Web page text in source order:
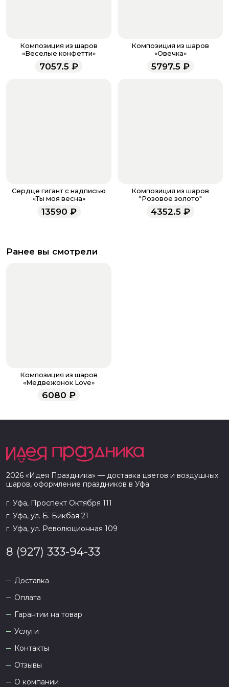
звоните по номеру телефона
напишите WhatsApp
+7 937 333-66-53. Наши
менеджеры работают ежедневно с 9.00 до 23.00 и
всегда рады проконсультировать вас.
Композиция из шаров
«Веселые конфетти»
7057.5 ₽
Композиция из шаров
«Овечка»
5797.5₽
Сердце гигант с надписью
«Ты моя весна»
13590 ₽
Композиция из шаров
"Розовое золото"
4352.5₽
Ранее вы смотрели
Композиция из шаров
«Медвежонок Love»
6080 ₽
2026 « Идея Праздника» — доставка цветов и воздушных
шаров, оформление праздников в Уфа
г. Уфа, Проспект Октября 111
г. Уфа, ул. Б. Бикбая 21
г. Уфа, ул. Революционная 109
8 (927) 333-94-33
Доставка
Оплата
Гарантии на товар
Услуги
Контакты
Отзывы
О компании